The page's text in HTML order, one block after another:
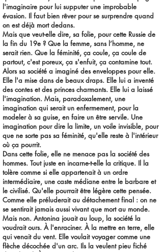
l'imaginaire pour lui supputer une improbable
évasion. Il faut bien rêver pour se surprendre quand
on est déjà mort dedans.
Mais que veut-elle dire, sa folie, pour cette Russie de
la fin du 19e ? Que la femme, sans l’homme, ne
serait rien. Que la féminité, ça coule, ça coule de
partout, c'est poreux, ça s'enfuit, ça contamine tout.
Alors sa société a imaginé des enveloppes pour elle.
Elle l'a mise dans de beaux draps. Elle lui a inventé
des contes et des princes charmants. Elle lui a laissé
l'imagination. Mais, paradoxalement, une
imagination qui serait un enfermement, pour la
modeler à sa guise, en faire un être servile. Une
imagination pour dire la limite, un voile invisible, pour
que ne sorte pas sa féminité, qu'elle reste à l'intérieur
où ça pourrit.
Dans cette folie, elle ne menace pas la société des
hommes. Tout juste en incarne-t-elle la critique. Il la
tolère comme si elle appartenait à un ordre
intermédiaire, une caste médiane entre le barbare et
le civilisé. Qu'elle pourrait être légère cette pensée.
Comme elle préluderait au détachement final : on ne
se sentirait jamais aussi vivant que mort au monde.
Mais non. Antonina jouait au loup, la société la
voudrait ours. À l'enraciner. À la mettre en terre, elle
qui venait du vent. Elle voulait voyager comme une
flèche décochée d'un arc. Ils la veulent pieu fiché